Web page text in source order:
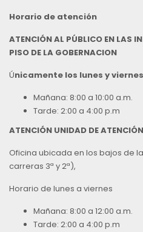
Horario de atención
ATENCIÓN AL PÚBLICO EN LAS
PISO DE LA GOBERNACION
Únicamente los lunes y viernes
Mañana: 8:00 a 10:00 a.m.
Tarde: 2:00 a 4:00 p.m
ATENCIÓN UNIDAD DE
Oficina ubicada en los bajos de
carreras 3ª y 2ª),
Horario de lunes a viernes
Mañana: 8:00 a 12:00 a.m.
Tarde: 2:00 a 4:00 p.m